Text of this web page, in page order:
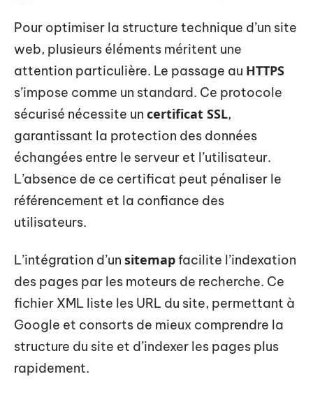
Pour optimiser la structure technique d’un site
web, plusieurs éléments méritent une
attention particulière. Le passage au HTTPS
s’impose comme un standard. Ce protocole
sécurisé nécessite un certificat SSL,
garantissant la protection des données
échangées entre le serveur et l’utilisateur.
L’absence de ce certificat peut pénaliser le
référencement et la confiance des
utilisateurs.
L’intégration d’un sitemapfacilite l’indexation
des pages par les moteurs de recherche. Ce
fichier XML liste les URL du site, permettant à
Google et consorts de mieux comprendre la
structure du site et d’indexer les pages plus
rapidement.